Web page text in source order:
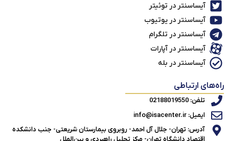
آیساسنتر در توئیتر
آیساسنتر در یوتیوب
آیساسنتر در تلگرام
آیساسنتر در آپارات
آیساسنتر در بله
راه‌های ارتباطی
تلفن: 02188019550
ایمیل: info@isacenter.ir
آدرس: تهران- جلال آل احمد- روبروی بیمارستان شریعتی- جنب دانشکده
اقتصاد دانشگاه تهران- مرکز تحلیل راهبردی و بین‌الملل